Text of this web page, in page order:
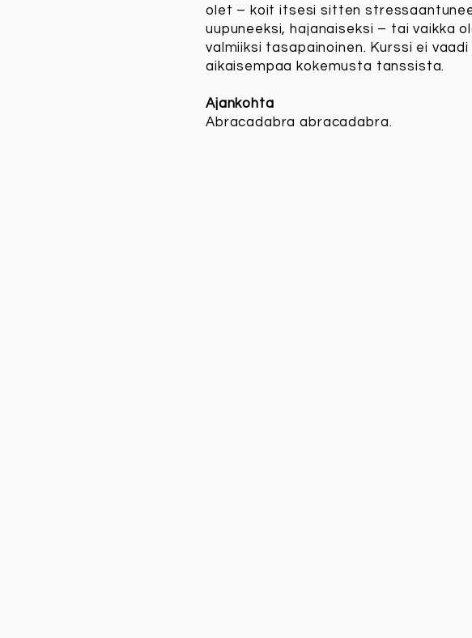
olet – koit itsesi sitten
uupuneeksi, hajanaiseksi – tai vaikka
valmiiksi tasapainoinen. Kurssi ei vaadi
aikaisempaa kokemusta tanssista.
Ajankohta
Abracadabra abracadabra.